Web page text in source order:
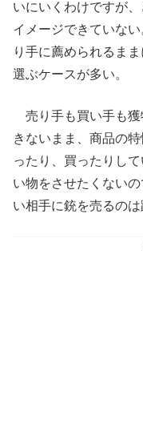
いにいくわけですが
イメージできていな
り手に薦められるま
選ぶケースが多い。
売り手も買い手も獲
きないまま、商品の
ったり、買ったりし
い物をさせたくない
い相手に銃を売るの